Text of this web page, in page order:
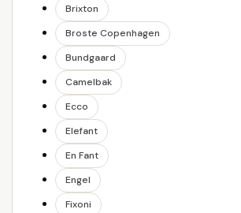
Brixton
Broste Copenhagen
Bundgaard
Camelbak
Ecco
Elefant
En Fant
Engel
Fixoni